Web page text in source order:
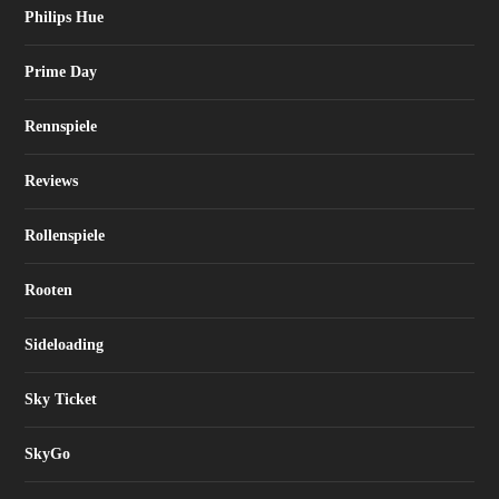
Philips Hue
Prime Day
Rennspiele
Reviews
Rollenspiele
Rooten
Sideloading
Sky Ticket
SkyGo